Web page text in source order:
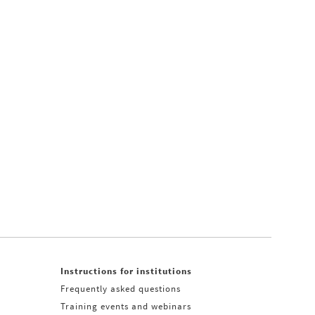
Instructions for institutions
Frequently asked questions
Training events and webinars